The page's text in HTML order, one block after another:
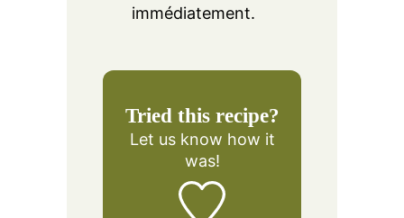
immédiatement.
Tried this recipe?
Let us know how it
was!